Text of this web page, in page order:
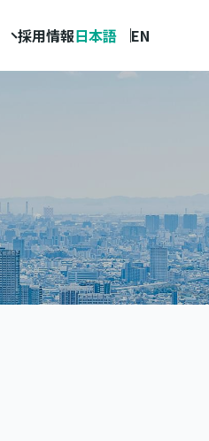
採用情報日本語 EN